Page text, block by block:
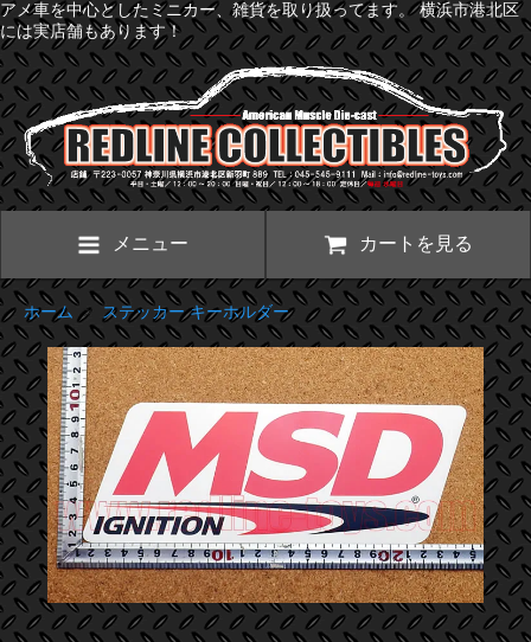
アメ車を中心としたミニカー、雑貨を取り扱ってます。 横浜市港北区
には実店舗もあります！
メニュー カートを見る
ホーム>ステッカー キーホルダー